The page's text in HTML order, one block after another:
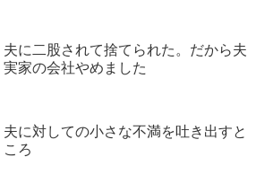
夫に二股されて捨てられた。だから夫
実家の会社やめました
夫に対しての小さな不満を吐き出すと
ころ